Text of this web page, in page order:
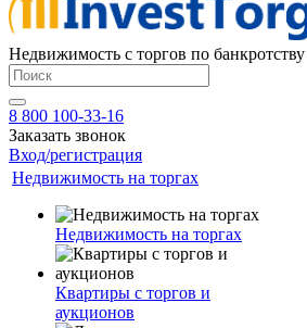
Недвижимость с торгов по банкротству
8 800 100-33-16
Заказать звонок
Вход/регистрация
Недвижимость на торгах
Недвижимость на торгах
Квартиры с торгов и
аукционов